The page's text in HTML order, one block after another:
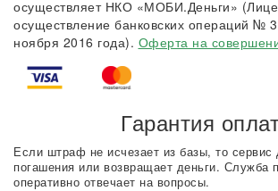
осуществляет НКО «МОБИ.Деньги»
осуществление банковских операций №
ноября 2016 года). Оферта на
Гарантия
Если штраф не исчезает из базы, то сервис
погашения или возвращает деньги. Служба
оперативно отвечает на вопросы.